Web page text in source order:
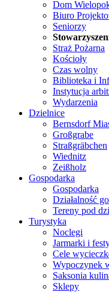
Dom
Biuro
Seniorzy
Straż Pożarna
Kościoły
Czas wolny
Biblioteka i
Instytucja
Wydarzenia
Dzielnice
Bernsdorf
Großgrabe
Straßgräbchen
Wiednitz
Zeißholz
Gospodarka
Gospodarka
Działalność
Tereny pod
Turystyka
Noclegi
Jarmarki i
Cele
Wypoczynek
Saksonia
Sklepy